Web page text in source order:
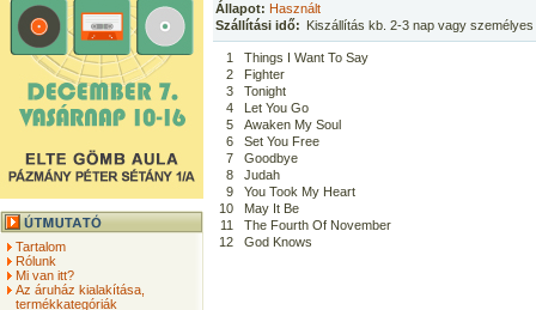
Tartalom
Rólunk
Mi van itt?
Az áruház kialakítása,
termékkategóriák
Állapot: Használt
Szállítási idő: Kiszállítás kb. 2-3 nap vagy
1
Things I Want To Say
2
Fighter
3
Tonight
4
Let You Go
5
Awaken My Soul
6
Set You Free
7
Goodbye
8
Judah
9
You Took My Heart
10
May It Be
11
The Fourth Of November
12
God Knows